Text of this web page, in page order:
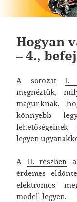
Hogyan
– 4.,
A sorozat I.
megnéztük,
magunknak,
könnyebb
legyen
A II. részben
érdemes
elektromos
modell legyen.